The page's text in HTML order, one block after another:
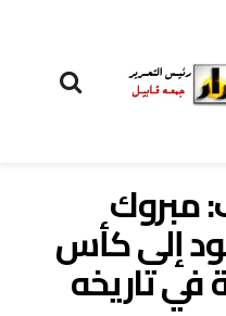
مبروك
إلى كأس
في تاريخه